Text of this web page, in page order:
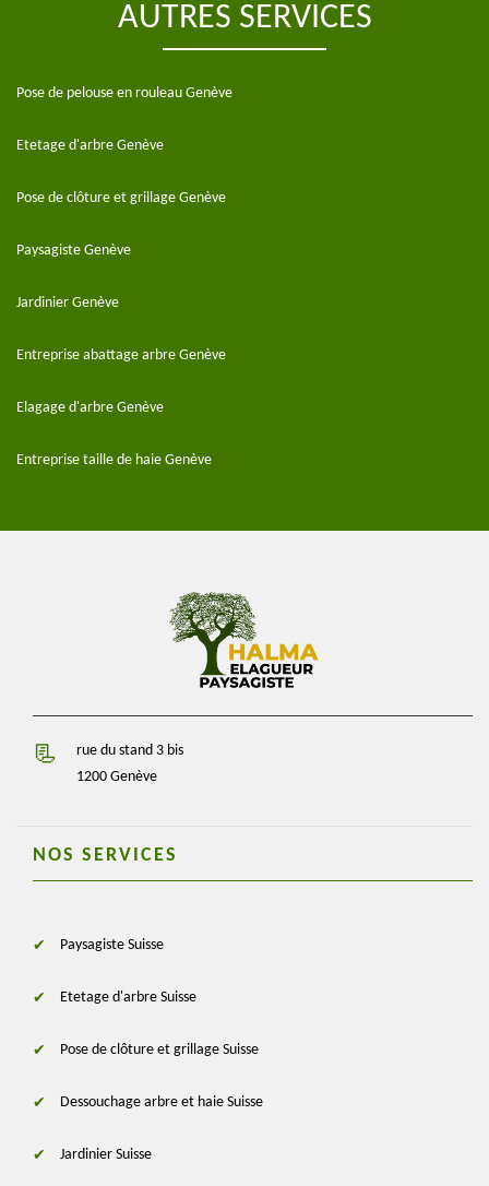
AUTRES SERVICES
Pose de pelouse en rouleau Genève
Etetage d'arbre Genève
Pose de clôture et grillage Genève
Paysagiste Genève
Jardinier Genève
Entreprise abattage arbre Genève
Elagage d'arbre Genève
Entreprise taille de haie Genève
rue du stand 3 bis
1200 Genève
NOS SERVICES
Paysagiste Suisse
Etetage d'arbre Suisse
Pose de clôture et grillage Suisse
Dessouchage arbre et haie Suisse
Jardinier Suisse